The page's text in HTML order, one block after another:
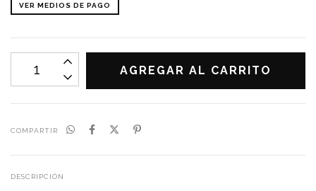
VER MEDIOS DE PAGO
COMPARTIR
DESCRIPCIÓN